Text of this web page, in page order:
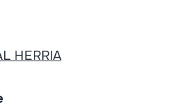
HERRIA